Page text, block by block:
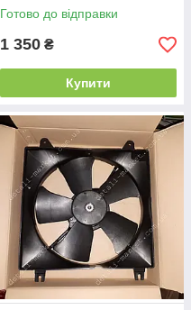
Готово до відправки
1 350 ₴
Купити